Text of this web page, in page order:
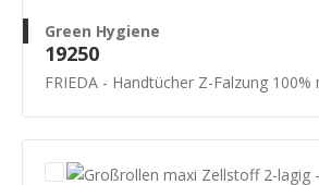
Green Hygiene
19250
FRIEDA - Handtücher Z-Falzung